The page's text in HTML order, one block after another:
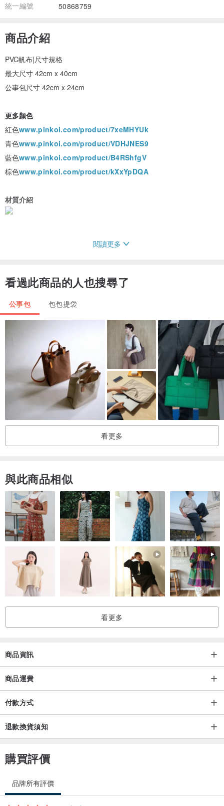
統一編號
50868759
商品介紹
PVC帆布|尺寸規格
最大尺寸 42cm x 40cm
公事包尺寸 42cm x 24cm
更多顏色
紅色www.pinkoi.com/product/7xeMHYUk
青色www.pinkoi.com/product/VDHJNES9
藍色www.pinkoi.com/product/B4RShfgV
棕色www.pinkoi.com/product/kXxYpDQA
材質介紹
閱讀更多
看過此商品的人也搜尋了
公事包 包包提袋
看更多
與此商品相似
看更多
商品資訊
商品運費
付款方式
退款換貨須知
購買評價
品牌所有評價